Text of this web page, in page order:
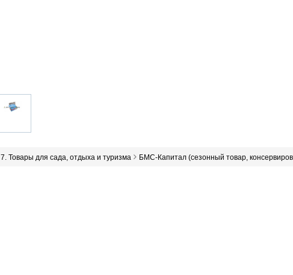
7. Товары для сада, отдыха и туризма БМС-Капитал (сезонный товар,